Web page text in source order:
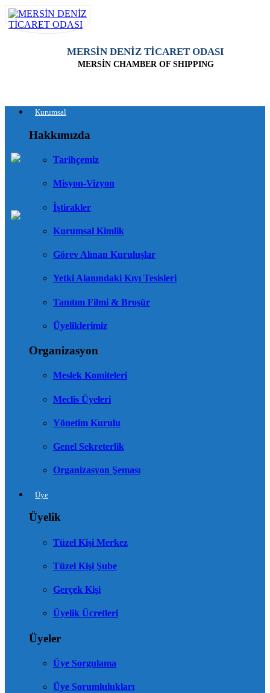
MERSİN DENİZ TİCARET ODASI
MERSİN CHAMBER OF SHIPPING
Kurumsal
Hakkımızda
Tarihçemiz
Misyon-Vizyon
İştirakler
Kurumsal Kimlik
Görev Alınan Kuruluşlar
Yetki Alanındaki Kıyı Tesisleri
Tanıtım Filmi & Broşür
Üyeliklerimiz
Organizasyon
Meslek Komiteleri
Meclis Üyeleri
Yönetim Kurulu
Genel Sekreterlik
Organizasyon Şeması
Üye
Üyelik
Tüzel Kişi Merkez
Tüzel Kişi Şube
Gerçek Kişi
Üyelik Ücretleri
Üyeler
Üye Sorgulama
Üye Sorumlulukları